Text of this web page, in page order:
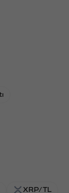
XRP/TL